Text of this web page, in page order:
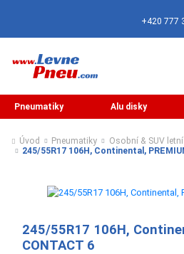
+420 777
Pneumatiky Alu disky
Úvod Pneumatiky Osobní & SUV letní
245/55R17 106H, Continental,
245/55R17 106H,
CONTACT 6